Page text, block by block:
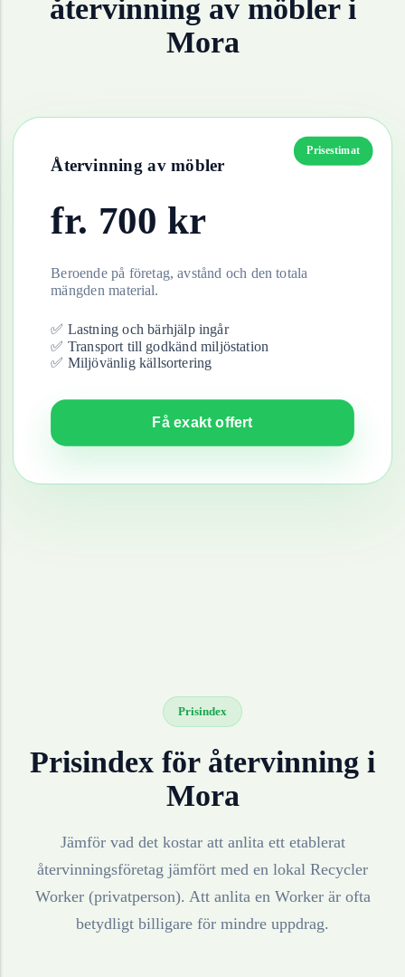
återvinning av möbleri
Mora
Prisestimat
Återvinning av möbler
fr. 700 kr
Beroende på företag, avstånd och den totala
mängden material.
✅ Lastning och bärhjälp ingår
✅ Transport till godkänd miljöstation
✅ Miljövänlig källsortering
Få exakt offert
Prisindex
Prisindex för återvinning i
Mora
Jämför vad det kostar att anlita ett etablerat
återvinningsföretag jämfört med en lokal Recycler
Worker (privatperson). Att anlita en Worker är ofta
betydligt billigare för mindre uppdrag.